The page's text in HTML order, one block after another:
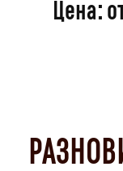
Цена: